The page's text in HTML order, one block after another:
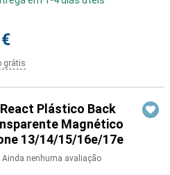
grátis
Plástico Back
Magnético
13/14/15/16e/17e
Ainda nenhuma avaliação